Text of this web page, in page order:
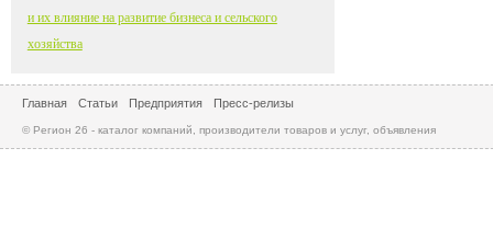
и их влияние на развитие бизнеса и сельского
хозяйства
Главная Статьи Предприятия Пресс-релизы
© Регион 26 - каталог компаний, производители товаров и услуг, объявления